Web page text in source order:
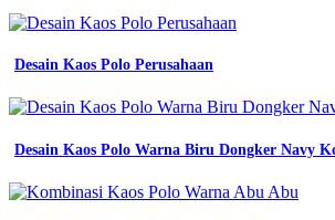
Desain Kaos Polo Perusahaan
Desain Kaos Polo Warna Biru Dongker Navy